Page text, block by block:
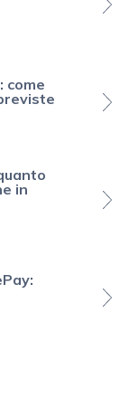
come
in